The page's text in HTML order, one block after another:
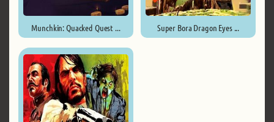
Munchkin: Quacked Quest ... Super Bora Dragon Eyes ...